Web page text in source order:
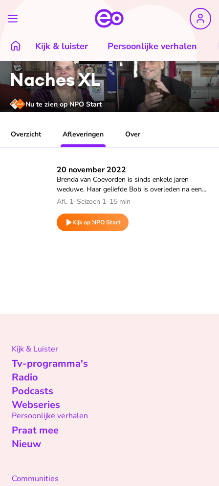
Kijk & luister Persoonlijke verhalen
Naches XL
Nu te zien op NPO Start
Overzicht Afleveringen Over
20 november 2022
Brenda van Coevorden is sinds enkele jaren
weduwe. Haar geliefde Bob is overleden na een
lang maar moedig gedragen ziekbed. Het echtpaar
onafscheidelijk.
Afl. 1· Seizoen 1· 15 min
Kijk op NPO Start
Speel "20 november 2022" af
Kijk & Luister
Tv-programma's
Radio
Podcasts
Webseries
Persoonlijke verhalen
Praat mee
Nieuw
Communities